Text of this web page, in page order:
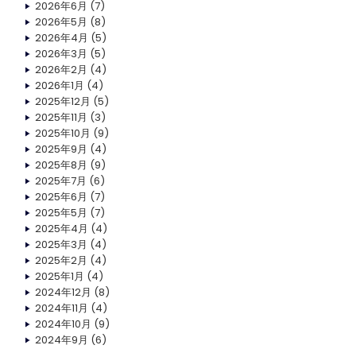
2026年6月 (7)
2026年5月 (8)
2026年4月 (5)
2026年3月 (5)
2026年2月 (4)
2026年1月 (4)
2025年12月 (5)
2025年11月 (3)
2025年10月 (9)
2025年9月 (4)
2025年8月 (9)
2025年7月 (6)
2025年6月 (7)
2025年5月 (7)
2025年4月 (4)
2025年3月 (4)
2025年2月 (4)
2025年1月 (4)
2024年12月 (8)
2024年11月 (4)
2024年10月 (9)
2024年9月 (6)